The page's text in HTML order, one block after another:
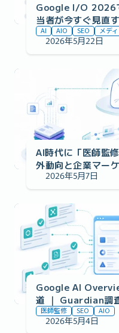
Google I/O 2026
当者が今すぐ見直
AI AIO SEO メデ
2026年5月22日
医師監修のメリット
AI時代に「医師監
外動向と企業マー
2026年5月7日
医師監修のメリット
Google AI
道 ｜ Guardian調
医師監修 SEO AIO
2026年5月4日